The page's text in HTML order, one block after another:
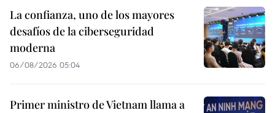
La confianza, uno de los mayores
desafíos de la ciberseguridad
moderna
06/08/2026 05:04
Primer ministro de Vietnam llama a